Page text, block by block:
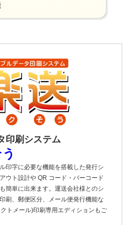
印刷システム
印字に必要な機能を搭載した発行シ
ウト設計や QR コード・バーコード
簡単に出来ます。運送会社様とのシ
刷、郵便区分、メール便発行機能な
トメール)印刷専用エディションもご